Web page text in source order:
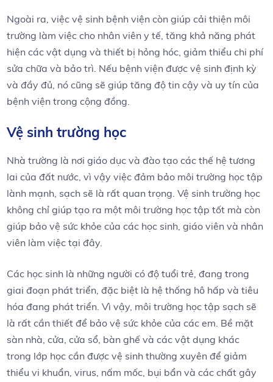
Ngoài ra, việc vệ sinh bệnh viện còn giúp cải thiện môi
trường làm việc cho nhân viên y tế, tăng khả năng phát
hiện các vật dụng và thiết bị hỏng hóc, giảm thiểu chi phí
sửa chữa và bảo trì. Nếu bệnh viện được vệ sinh định kỳ
và đầy đủ, nó cũng sẽ giúp tăng độ tin cậy và uy tín của
bệnh viện trong cộng đồng.
Vệ sinh trường học
Nhà trường là nơi giáo dục và đào tạo các thế hệ tương
lai của đất nước, vì vậy việc đảm bảo môi trường học tập
lành mạnh, sạch sẽ là rất quan trọng. Vệ sinh trường học
không chỉ giúp tạo ra một môi trường học tập tốt mà còn
giúp bảo vệ sức khỏe của các học sinh, giáo viên và nhân
viên làm việc tại đây.
Các học sinh là những người có độ tuổi trẻ, đang trong
giai đoạn phát triển, đặc biệt là hệ thống hô hấp và tiêu
hóa đang phát triển. Vì vậy, môi trường học tập sạch sẽ
là rất cần thiết để bảo vệ sức khỏe của các em. Bề mặt
sàn nhà, cửa, cửa sổ, bàn ghế và các vật dụng khác
trong lớp học cần được vệ sinh thường xuyên để giảm
thiểu vi khuẩn, virus, nấm mốc, bụi bẩn và các chất gây